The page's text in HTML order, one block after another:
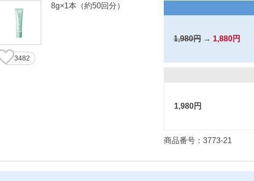
8g×1本（約50回分）
3482
1,980円 → 1,880円
1,980円
商品番号：3773-21